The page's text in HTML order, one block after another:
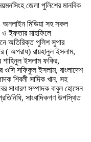
জেলা পুলিশের মানবিক
অনলাইন মিডিয়া সহ সকল
ও ইফতার মাহফিলে
অতিরিক্ত পুলিশ সুপার
( অপরাধ) রায়হানুল ইসলাম,
শাহিনুল ইসলাম ফকির,
ওসি সফিকুল ইসলাম, বাংলাদেশ
শিবলী সাদিক খান, সহ
সাধারণ সম্পাদক বাবুল হোসেন
সাংবাদিকগণ উপস্থিত